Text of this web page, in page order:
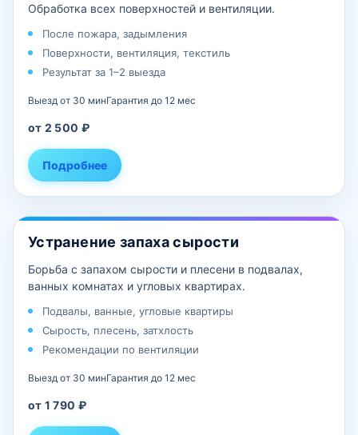
Обработка всех поверхностей и вентиляции.
После пожара, задымления
Поверхности, вентиляция, текстиль
Результат за 1–2 выезда
Выезд от 30 минГарантия до 12 мес
от 2 500 ₽
Подробнее
Устранение запаха сырости
Борьба с запахом сырости и плесени в подвалах,
ванных комнатах и угловых квартирах.
Подвалы, ванные, угловые квартиры
Сырость, плесень, затхлость
Рекомендации по вентиляции
Выезд от 30 минГарантия до 12 мес
от 1 790 ₽